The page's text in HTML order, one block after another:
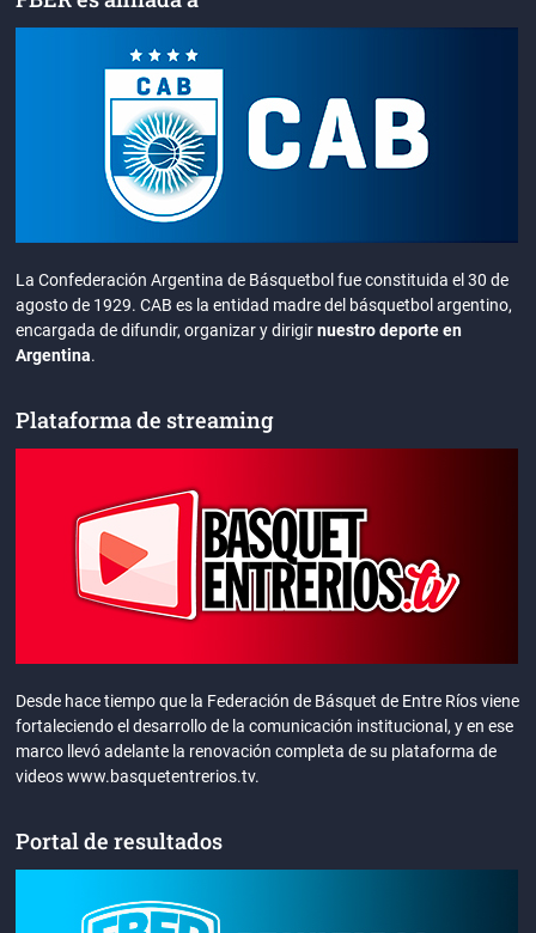
La Confederación Argentina de Básquetbol fue constituida el 30 de
agosto de 1929. CAB es la entidad madre del básquetbol argentino,
encargada de difundir, organizar y dirigirnuestro deporte en
Argentina.
Plataforma de streaming
Desde hace tiempo que la Federación de Básquet de Entre Ríos viene
fortaleciendo el desarrollo de la comunicación institucional, y en ese
marco llevó adelante la renovación completa de su plataforma de
videos www.basquetentrerios.tv.
Portal de resultados